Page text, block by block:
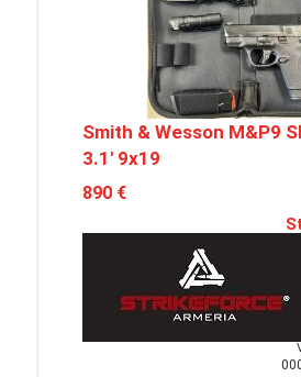
Smith & Wesson M&P9
3.1' 9x19
890 €